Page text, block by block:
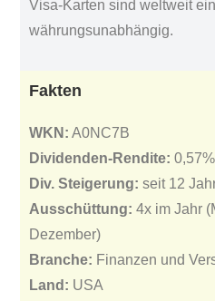
Visa-Karten sind weltweit
währungsunabhängig.
Fakten
WKN: A0NC7B
Dividenden-Rendite:0,57%
Div. Steigerung: seit 12
Ausschüttung: 4x im Jahr
Dezember)
Branche: Finanzen und
Land: USA